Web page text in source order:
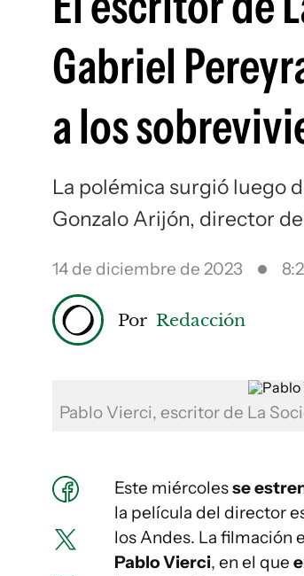
Gabriel
a los
La polémica surgió luego
Gonzalo Arijón, director
14 de diciembre de 2023
Por Redacción
Pablo Vierci, escritor de La
Este miércolesse
la película del director
los Andes. La filmación
Pablo Vierci, en el que